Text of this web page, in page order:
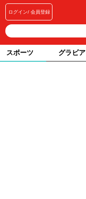
ログイン 会員登録
スポーツ グラビア